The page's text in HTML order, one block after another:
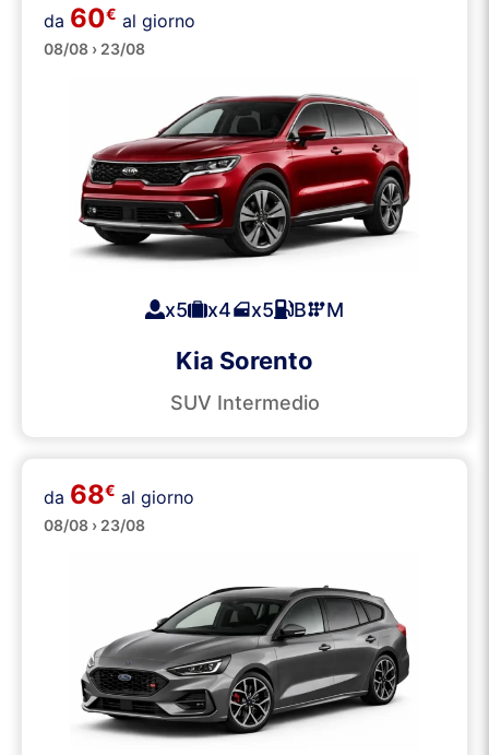
SUVs
da 60€ al giorno
08/08 › 23/08
x5 x4 x5 B M
Kia Sorento
SUV Intermedio
Station Wagons
da 68€ al giorno
08/08 › 23/08